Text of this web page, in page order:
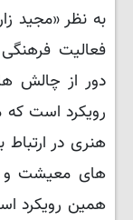
به نظر «مجید
فعالیت
دور از چالش‌
رویکرد است
هنری در
های معیشت و
همین رویکرد